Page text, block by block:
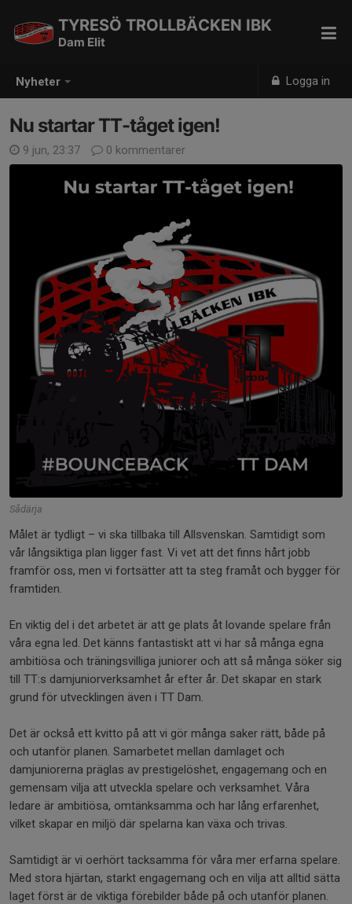
Nyheter Logga in
TYRESÖ TROLLBÄCKEN IBK
Dam Elit
Nu startar TT-tåget igen!
9 jun, 23:37 0 kommentarer
Sådärja
Målet är tydligt – vi ska tillbaka till Allsvenskan. Samtidigt som
vår långsiktiga plan ligger fast. Vi vet att det finns hårt jobb
framför oss, men vi fortsätter att ta steg framåt och bygger för
framtiden.
En viktig del i det arbetet är att ge plats åt lovande spelare från
våra egna led. Det känns fantastiskt att vi har så många egna
ambitiösa och träningsvilliga juniorer och att så många söker sig
till TT:s damjuniorverksamhet år efter år. Det skapar en stark
grund för utvecklingen även i TT Dam.
Det är också ett kvitto på att vi gör många saker rätt, både på
och utanför planen. Samarbetet mellan damlaget och
damjuniorerna präglas av prestigelöshet, engagemang och en
gemensam vilja att utveckla spelare och verksamhet. Våra
ledare är ambitiösa, omtänksamma och har lång erfarenhet,
vilket skapar en miljö där spelarna kan växa och trivas.
Samtidigt är vi oerhört tacksamma för våra mer erfarna spelare.
Med stora hjärtan, starkt engagemang och en vilja att alltid sätta
laget först är de viktiga förebilder både på och utanför planen.